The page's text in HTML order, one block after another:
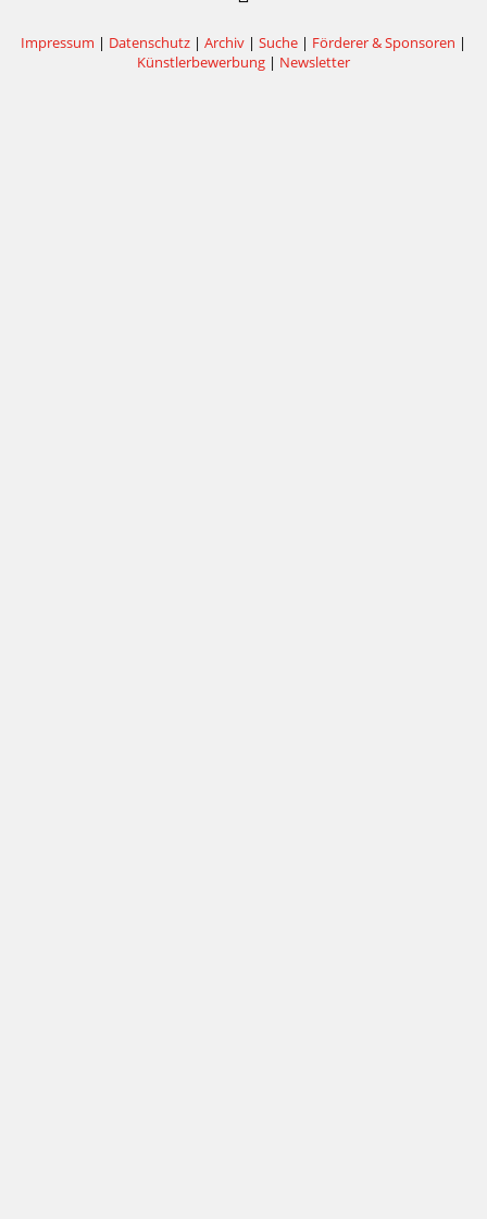
Impressum | Datenschutz | Archiv | Suche | Förderer & Sponsoren |
Künstlerbewerbung | Newsletter